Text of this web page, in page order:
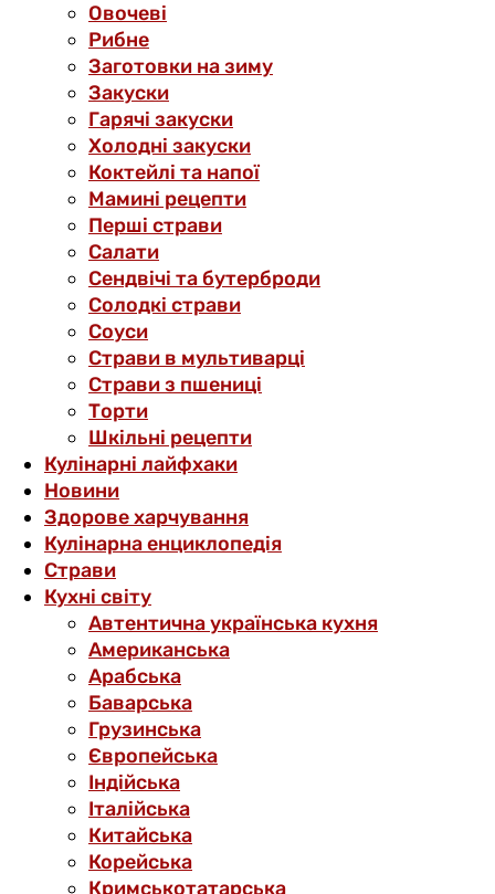
Овочеві
Рибне
Заготовки на зиму
Закуски
Гарячі закуски
Холодні закуски
Коктейлі та напої
Мамині рецепти
Перші страви
Салати
Сендвічі та бутерброди
Солодкі страви
Соуси
Страви в мультиварці
Страви з пшениці
Торти
Шкільні рецепти
Кулінарні лайфхаки
Новини
Здорове харчування
Кулінарна енциклопедія
Страви
Кухні світу
Автентична українська кухня
Американська
Арабська
Баварська
Грузинська
Європейська
Індійська
Італійська
Китайська
Корейська
Кримськотатарська